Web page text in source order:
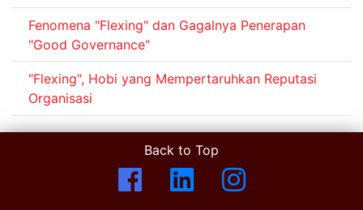
Fenomena "Flexing" dan Gagalnya Penerapan
"Good Governance"
"Flexing", Hobi yang Mempertaruhkan Reputasi
Organisasi
Back to Top